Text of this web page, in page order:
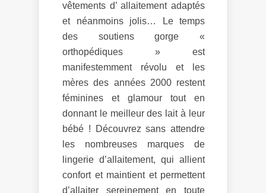
vêtements d’ allaitement adaptés
et néanmoins jolis… Le temps
des soutiens gorge «
orthopédiques » est
manifestemment révolu et les
mères des années 2000 restent
féminines et glamour tout en
donnant le meilleur des lait à leur
bébé ! Découvrez sans attendre
les nombreuses marques de
lingerie d’allaitement, qui allient
confort et maintient et permettent
d’allaiter sereinement en toute